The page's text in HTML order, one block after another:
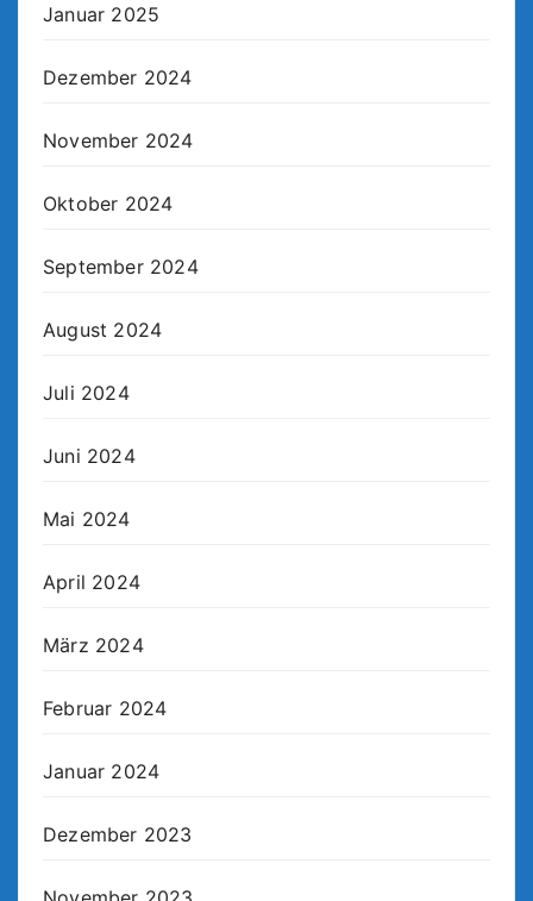
Januar 2025
Dezember 2024
November 2024
Oktober 2024
September 2024
August 2024
Juli 2024
Juni 2024
Mai 2024
April 2024
März 2024
Februar 2024
Januar 2024
Dezember 2023